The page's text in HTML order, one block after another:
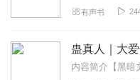
有声书